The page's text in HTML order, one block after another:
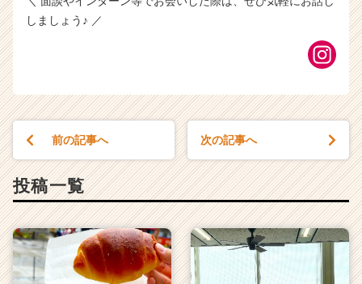
しましょう♪ ／
前の記事へ 次の記事へ
投稿一覧